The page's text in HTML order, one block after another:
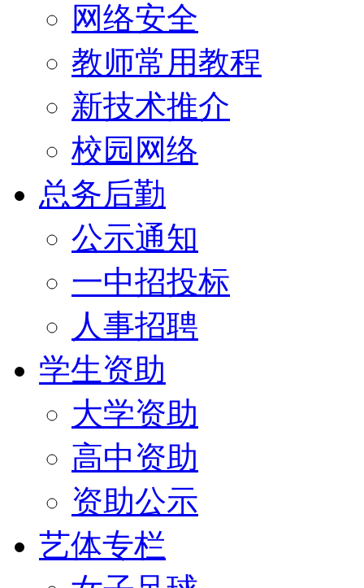
网络安全
教师常用教程
新技术推介
校园网络
总务后勤
公示通知
一中招投标
人事招聘
学生资助
大学资助
高中资助
资助公示
艺体专栏